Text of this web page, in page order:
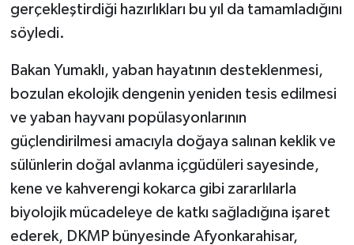
gerçekleştirdiği hazırlıkları bu yıl da tamamladığını
söyledi.
Bakan Yumaklı, yaban hayatının desteklenmesi,
bozulan ekolojik dengenin yeniden tesis edilmesi
ve yaban hayvanı popülasyonlarının
güçlendirilmesi amacıyla doğaya salınan keklik ve
sülünlerin doğal avlanma içgüdüleri sayesinde,
kene ve kahverengi kokarca gibi zararlılarla
biyolojik mücadeleye de katkı sağladığına işaret
ederek, DKMP bünyesinde Afyonkarahisar,